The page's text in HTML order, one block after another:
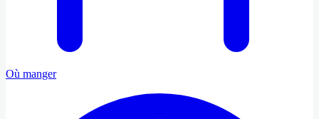
Où manger